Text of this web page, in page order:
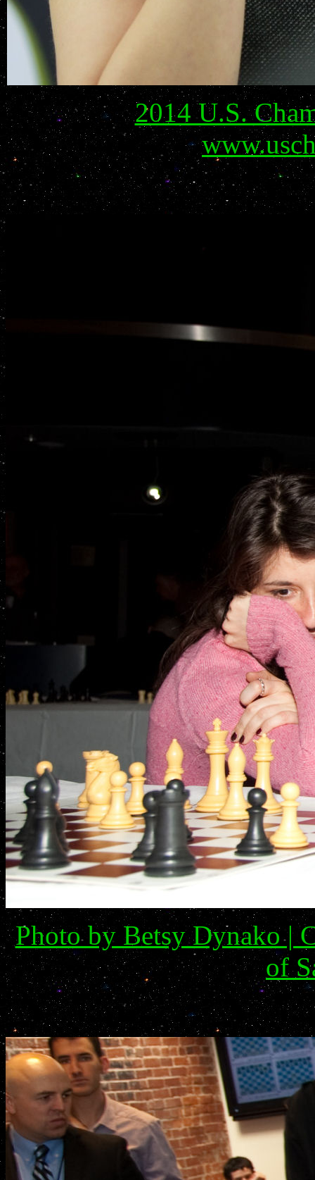
2014 U.S.
Photo by Betsy Dynako |
of